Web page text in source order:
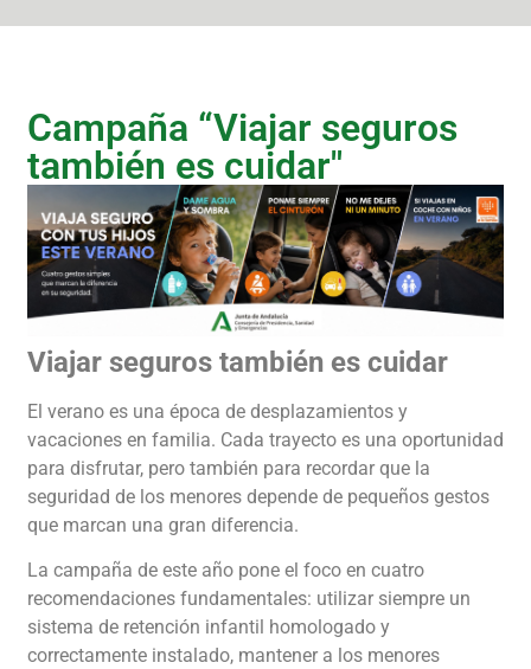
Campaña “Viajar seguros
también es cuidar"
Viajar seguros también es cuidar
El verano es una época de desplazamientos y
vacaciones en familia. Cada trayecto es una oportunidad
para disfrutar, pero también para recordar que la
seguridad de los menores depende de pequeños gestos
que marcan una gran diferencia.
La campaña de este año pone el foco en cuatro
recomendaciones fundamentales: utilizar siempre un
sistema de retención infantil homologado y
correctamente instalado, mantener a los menores